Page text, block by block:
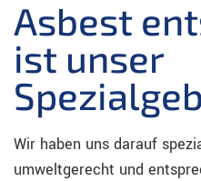
Asbest
ist unser
Wir haben uns darauf
umweltgerecht und